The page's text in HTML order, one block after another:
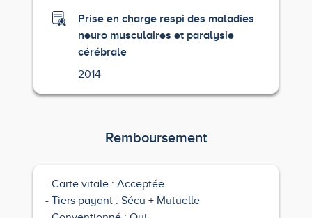
Prise en charge respi des maladies
neuro musculaires et paralysie
cérébrale
2014
Remboursement
Carte vitale : Acceptée
Tiers payant : Sécu + Mutuelle